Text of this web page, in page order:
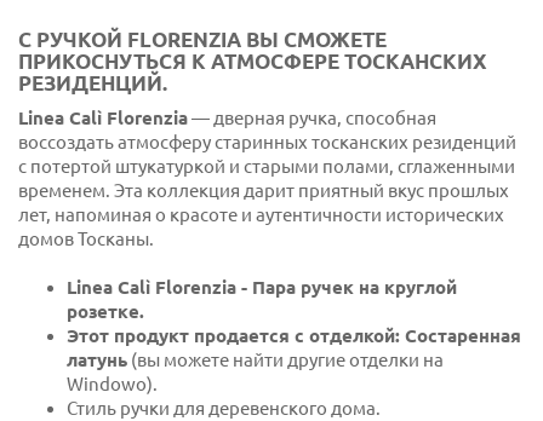
С РУЧКОЙ FLORENZIA ВЫ СМОЖЕТЕ
ПРИКОСНУТЬСЯ К АТМОСФЕРЕ ТОСКАНСКИХ
РЕЗИДЕНЦИЙ.
Linea Calì Florenzia— дверная ручка, способная
воссоздать атмосферу старинных тосканских резиденций
с потертой штукатуркой и старыми полами, сглаженными
временем. Эта коллекция дарит приятный вкус прошлых
лет, напоминая о красоте и аутентичности исторических
домов Тосканы.
Linea Calì Florenzia - Пара ручек на круглой
розетке.
Этот продукт продается с отделкой: Состаренная
латунь (вы можете найти другие отделки на
Windowo).
Стиль ручки для деревенского дома.